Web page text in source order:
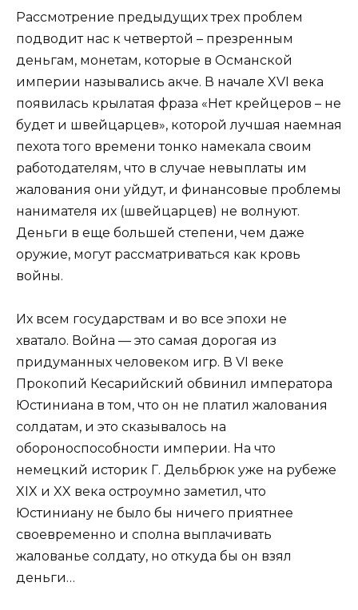
Рассмотрение предыдущих трех проблем
подводит нас к четвертой – презренным
деньгам, монетам, которые в Османской
империи назывались акче. В начале XVI века
появилась крылатая фраза «Нет крейцеров – не
будет и швейцарцев», которой лучшая наемная
пехота того времени тонко намекала своим
работодателям, что в случае невыплаты им
жалования они уйдут, и финансовые проблемы
нанимателя их (швейцарцев) не волнуют.
Деньги в еще большей степени, чем даже
оружие, могут рассматриваться как кровь
войны.
Их всем государствам и во все эпохи не
хватало. Война — это самая дорогая из
придуманных человеком игр. В VI веке
Прокопий Кесарийский обвинил императора
Юстиниана в том, что он не платил жалования
солдатам, и это сказывалось на
обороноспособности империи. На что
немецкий историк Г. Дельбрюк уже на рубеже
XIX и XX века остроумно заметил, что
Юстиниану не было бы ничего приятнее
своевременно и сполна выплачивать
жалованье солдату, но откуда бы он взял
деньги…